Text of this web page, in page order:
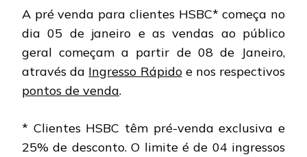
A pré venda para clientes HSBC* começa no
dia 05 de janeiro e as vendas ao público
geral começam a partir de 08 de Janeiro,
através da Ingresso Rápidoe nos respectivos
pontos de venda.
* Clientes HSBC têm pré-venda exclusiva e
25% de desconto. O limite é de 04 ingressos